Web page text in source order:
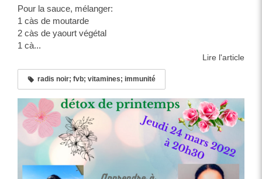
Pour la sauce, mélanger:
1 càs de moutarde
2 càs de yaourt végétal
1 cà...
Lire l'article
radis noir; fvb; vitamines; immunité